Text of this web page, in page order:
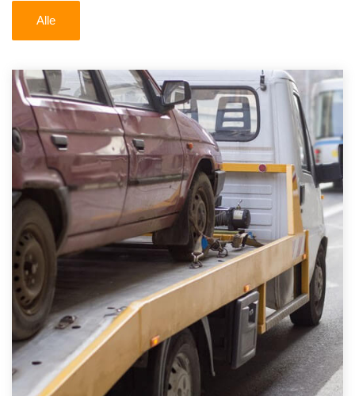
U kunt er ook voor kiezen om direct uw sloopauto te
verkopen en op te laten halen door de Sloopauto
Ophaaldienst van Autosloperijen.nl. Wij kunnen uw
auto gratis ophalen in Oudwoude. Neem telefonisch
contact op of maak een terugbelafspraak. Wilt u
direct een tweedehands auto onderdelen offerte
aanvragen? Dat kan via de Onderdelenlijn! Vul uw
kenteken in en druk op verzenden.
Wij kunnen u helpen met de inkoop van auto's van
eigenlijk alle merken, zoals Alfa Romeo, Audi, BMW,
Chevrolet, Citroën, Dacia, Fiat, Ford, Honda, Hyundai,
Kia, Mazda, Mercedes Benz, Mitsubishi, Nissan, Opel,
Peugeot, Porsche, Renault, Seat, Skoda, Suzuki, Tesla,
Toyota, Volkswagen en Volvo.
Alle